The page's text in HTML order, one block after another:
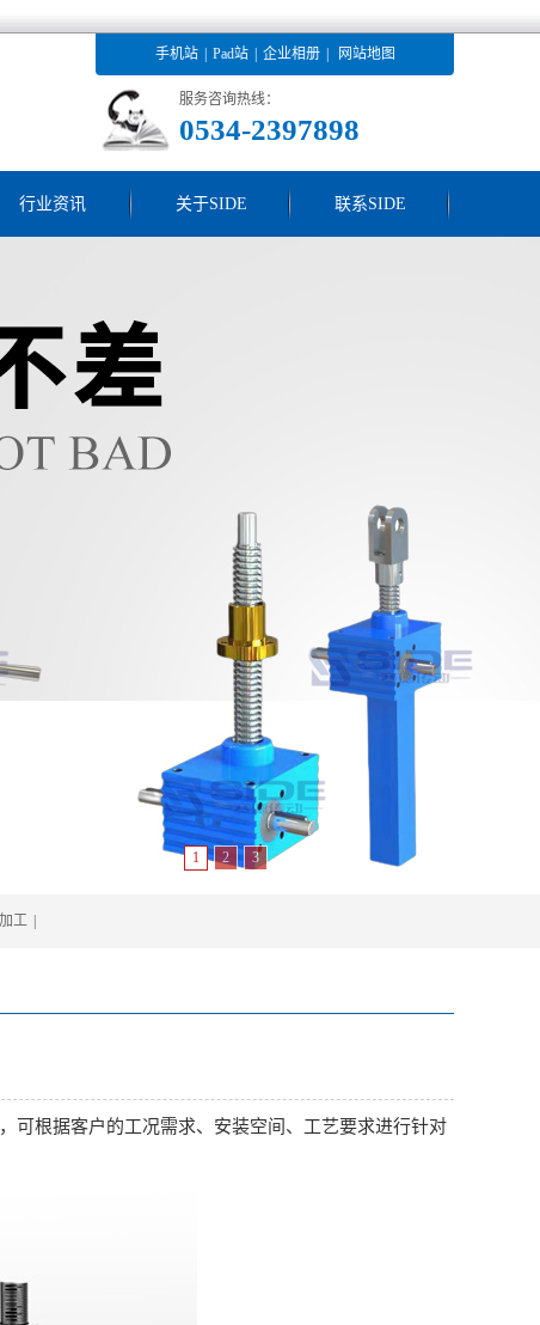
手机站 Pad站 企业相册 网站地图
服务咨询热线：
0534-2397898
行业资讯 关于SIDE 联系SIDE
1 2 3
工
可根据客户的工况需求、安装空间、工艺要求进行针对